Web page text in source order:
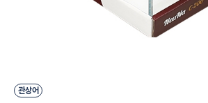
관상어